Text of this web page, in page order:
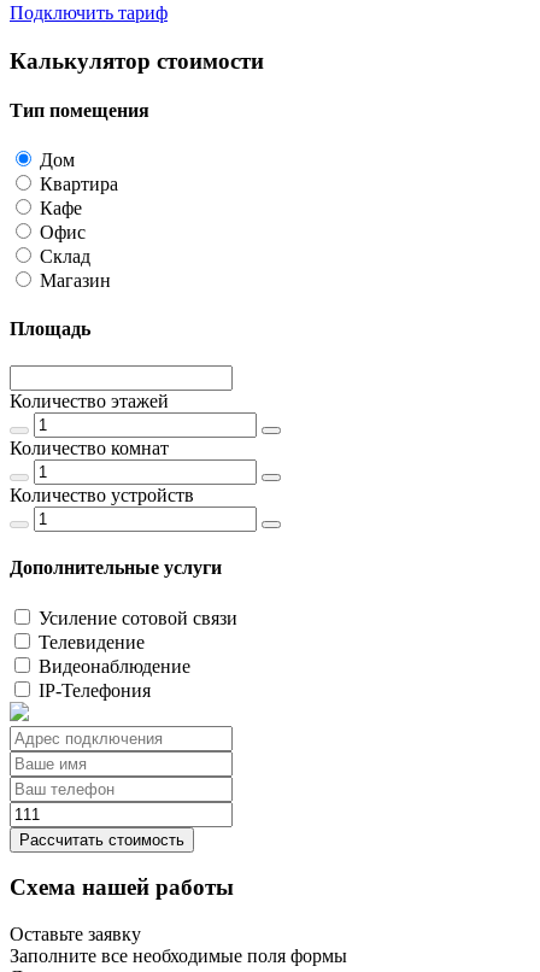
Подключить тариф
Калькулятор стоимости
Тип помещения
Дом
Квартира
Кафе
Офис
Склад
Магазин
Площадь
Количество этажей
Количество комнат
Количество устройств
Дополнительные услуги
Усиление сотовой связи
Телевидение
Видеонаблюдение
IP-Телефония
Рассчитать стоимость
Схема нашей работы
Оставьте заявку
Заполните все необходимые поля формы